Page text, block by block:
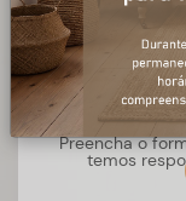
+
Preencha o
temos